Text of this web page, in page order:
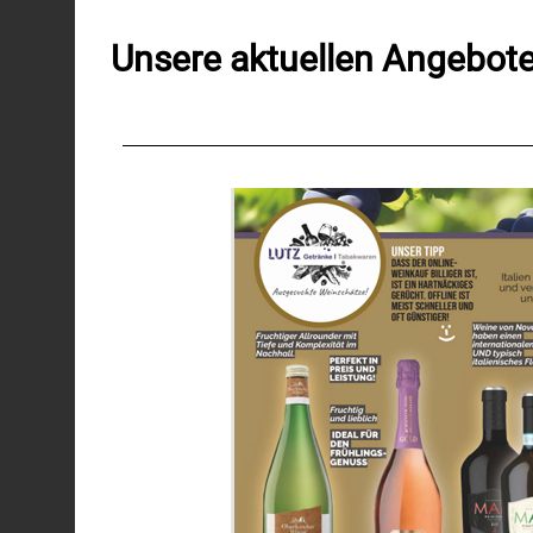
Unsere aktuellen